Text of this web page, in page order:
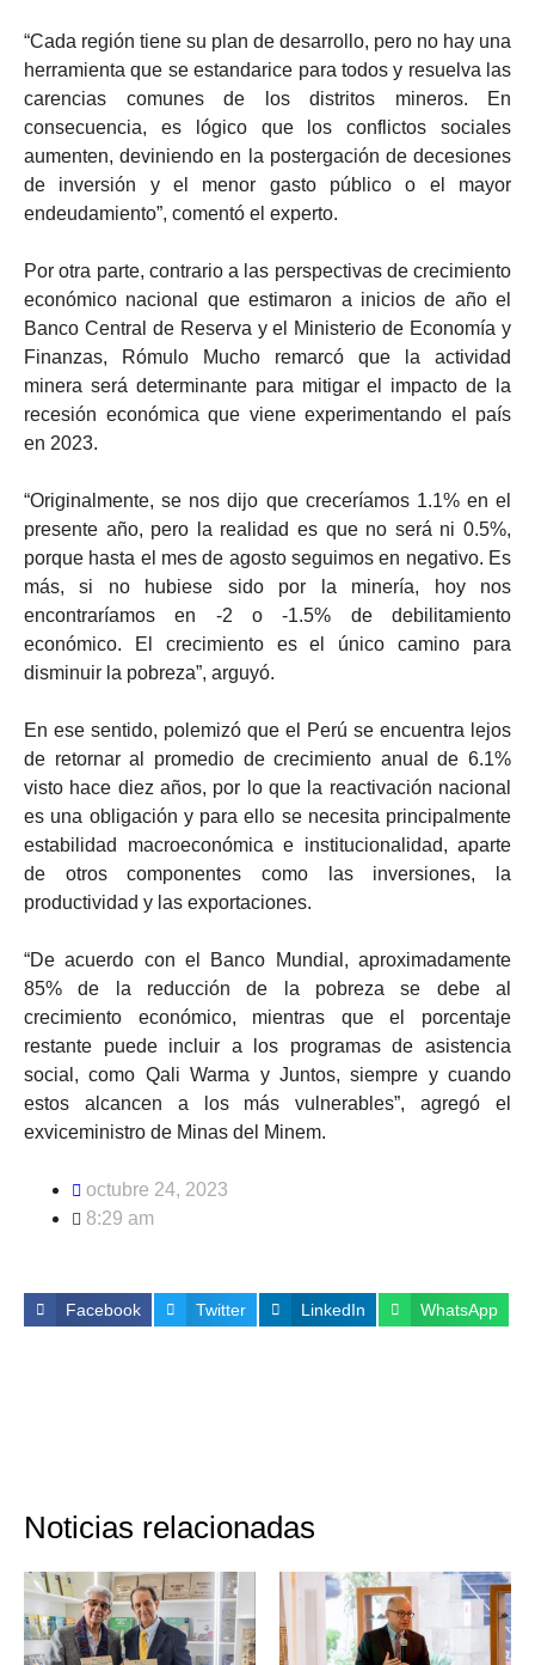
“Cada región tiene su plan de desarrollo, pero no hay una
herramienta que se estandarice para todos y resuelva las
carencias comunes de los distritos mineros. En
consecuencia, es lógico que los conflictos sociales
aumenten, deviniendo en la postergación de decesiones
de inversión y el menor gasto público o el mayor
endeudamiento”, comentó el experto.
Por otra parte, contrario a las perspectivas de crecimiento
económico nacional que estimaron a inicios de año el
Banco Central de Reserva y el Ministerio de Economía y
Finanzas, Rómulo Mucho remarcó que la actividad
minera será determinante para mitigar el impacto de la
recesión económica que viene experimentando el país
en 2023.
“Originalmente, se nos dijo que creceríamos 1.1% en el
presente año, pero la realidad es que no será ni 0.5%,
porque hasta el mes de agosto seguimos en negativo. Es
más, si no hubiese sido por la minería, hoy nos
encontraríamos en -2 o -1.5% de debilitamiento
económico. El crecimiento es el único camino para
disminuir la pobreza”, arguyó.
En ese sentido, polemizó que el Perú se encuentra lejos
de retornar al promedio de crecimiento anual de 6.1%
visto hace diez años, por lo que la reactivación nacional
es una obligación y para ello se necesita principalmente
estabilidad macroeconómica e institucionalidad, aparte
de otros componentes como las inversiones, la
productividad y las exportaciones.
“De acuerdo con el Banco Mundial, aproximadamente
85% de la reducción de la pobreza se debe al
crecimiento económico, mientras que el porcentaje
restante puede incluir a los programas de asistencia
social, como Qali Warma y Juntos, siempre y cuando
estos alcancen a los más vulnerables”, agregó el
exviceministro de Minas del Minem.
octubre 24, 2023
8:29 am
Facebook Twitter LinkedIn WhatsApp
Noticias relacionadas